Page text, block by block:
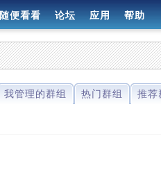
随便看看 论坛 应用 帮助
我管理的群组 热门群组 推荐